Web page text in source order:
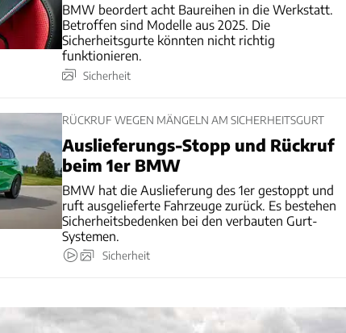
BMW beordert acht Baureihen in die Werkstatt.
Betroffen sind Modelle aus 2025. Die
Sicherheitsgurte könnten nicht richtig
funktionieren.
Sicherheit
RÜCKRUF WEGEN MÄNGELN AM SICHERHEITSGURT
Auslieferungs-Stopp und Rückruf
beim 1er BMW
BMW hat die Auslieferung des 1er gestoppt und
ruft ausgelieferte Fahrzeuge zurück. Es bestehen
Sicherheitsbedenken bei den verbauten Gurt-
Systemen.
Sicherheit